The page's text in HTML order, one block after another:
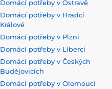
Domácí potřeby v Ostravě
Domácí potřeby v Hradci
Králové
Domácí potřeby v Plzni
Domácí potřeby v Liberci
Domácí potřeby v Českých
Budějovicích
Domácí potřeby v Olomoucí